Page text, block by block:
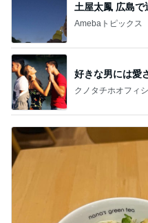
土屋太鳳 広島で
Amebaトピックス
好きな男には愛
クノタチホオフィ